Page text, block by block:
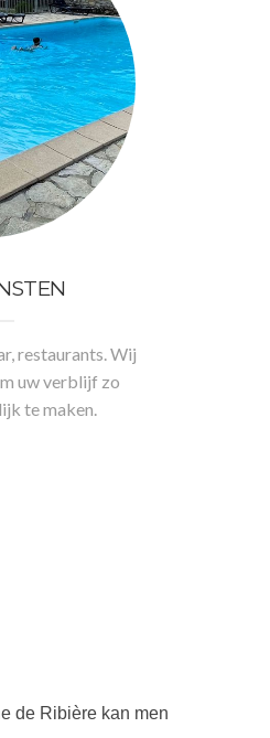
restaurants. Wij
uw verblijf zo
te maken.
de Ribière kan men